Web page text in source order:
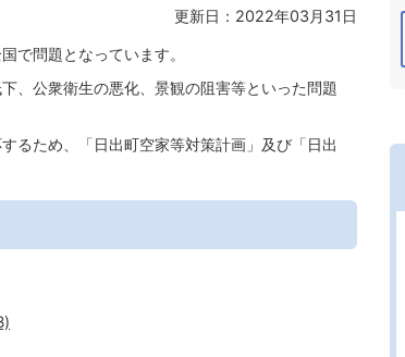
更新日：2022年03月31日
で問題となっています。
、公衆衛生の悪化、景観の阻害等といった問題
るため、「日出町空家等対策計画」及び「日出